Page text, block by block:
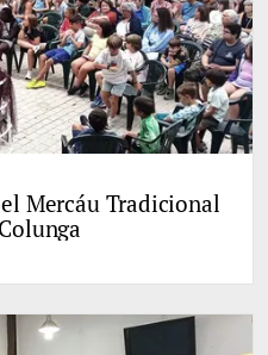
Mercáu Tradicional